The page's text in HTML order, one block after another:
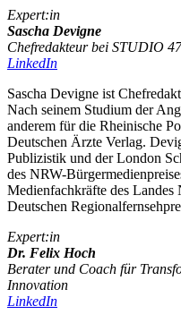
Expert:in
Sascha Devigne
Chefredakteur bei STUDIO 47
LinkedIn
Sascha Devigne ist
Nach seinem Studium der
anderem für die Rheinische
Deutschen Ärzte Verlag.
Publizistik und der London
des NRW-
Medienfachkräfte des
Deutschen
Expert:in
Dr. Felix Hoch
Berater und Coach für
Innovation
LinkedIn